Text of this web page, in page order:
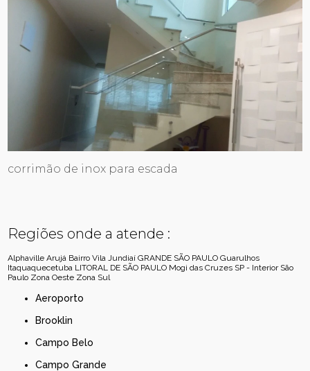
corrimão de inox para escada
Regiões onde a atende :
Alphaville Arujá Bairro Vila Jundiaí GRANDE SÃO PAULO Guarulhos
Itaquaquecetuba LITORAL DE SÃO PAULO Mogi das Cruzes SP - Interior São
Paulo Zona Oeste Zona Sul
Aeroporto
Brooklin
Campo Belo
Campo Grande